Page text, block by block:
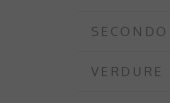
VERDURE